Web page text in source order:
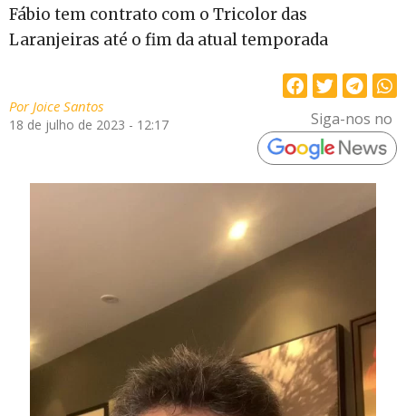
Fábio tem contrato com o Tricolor das
Laranjeiras até o fim da atual temporada
PorJoice Santos
18 de julho de 2023 - 12:17 Siga-nos no